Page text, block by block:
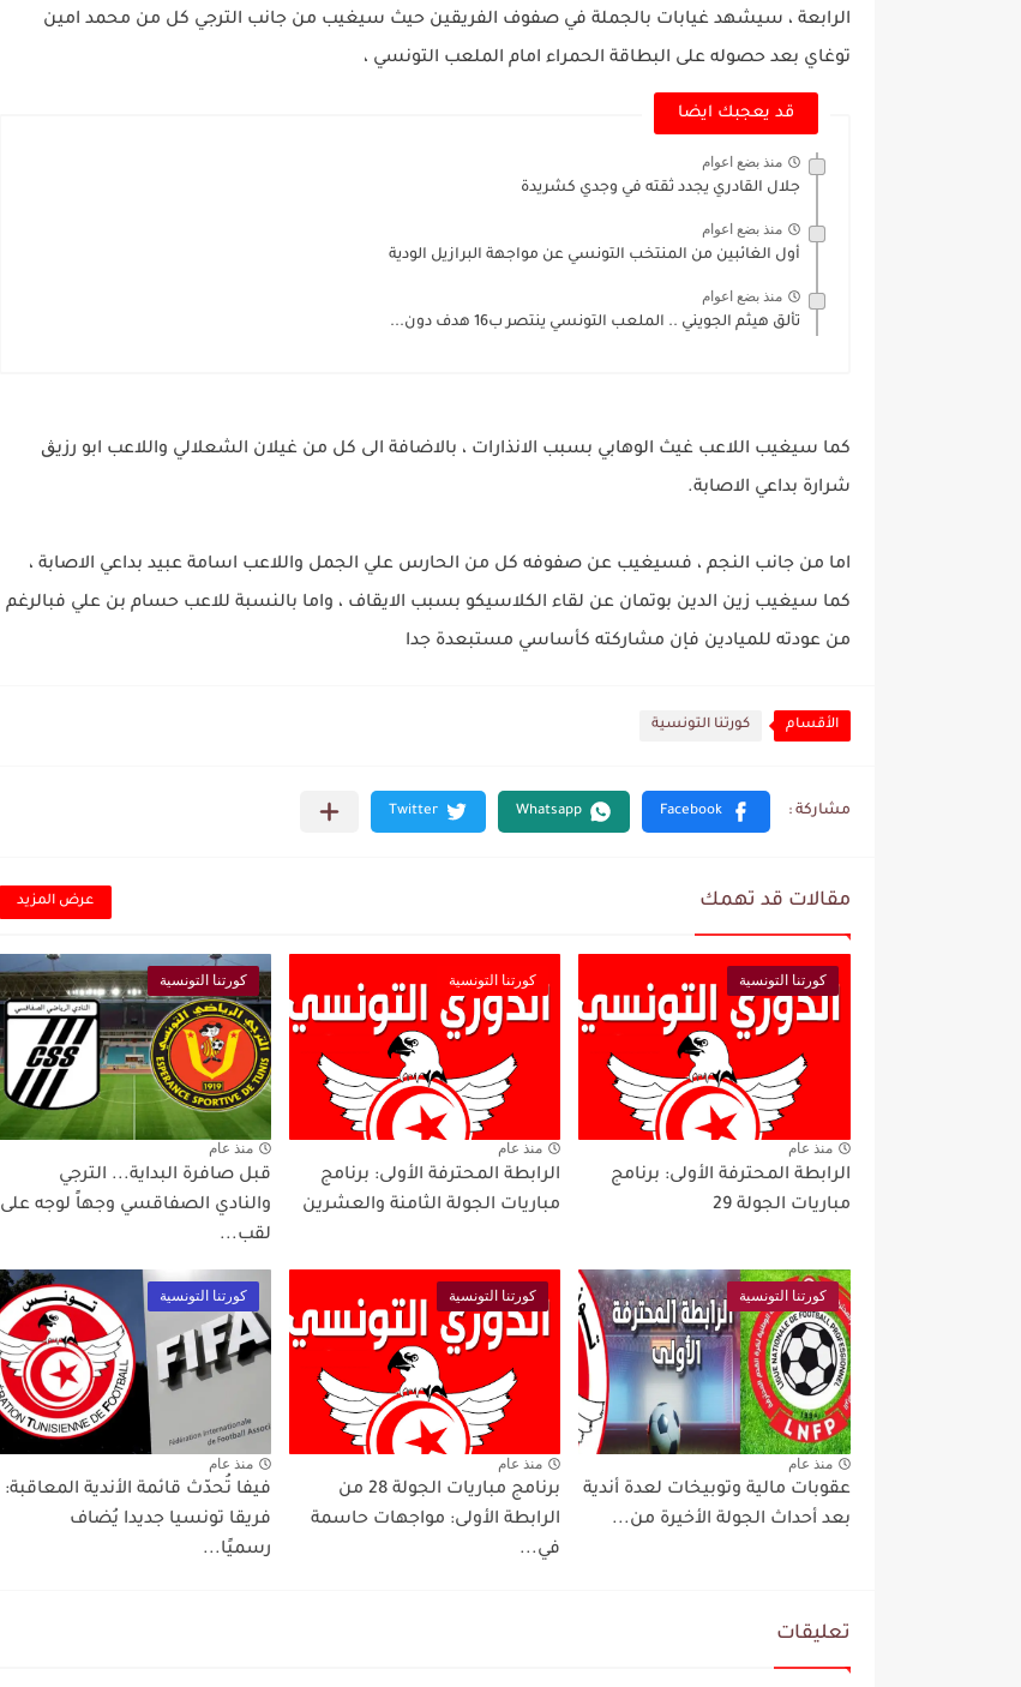
الرابعة ، سيشهد غيابات بالجملة في صفوف الفريقين حيث سيغيب من جانب الترجي كل من محمد امين
توغاي بعد حصوله على البطاقة الحمراء امام الملعب التونسي ،
قد يعجبك ايضا
منذ بضع اعوام
جلال القادري يجدد ثقته في وجدي كشريدة
منذ بضع اعوام
أول الغائبين من المنتخب التونسي عن مواجهة البرازيل الودية
منذ بضع اعوام
تألق هيثم الجويني .. الملعب التونسي ينتصر ب16 هدف دون...
كما سيغيب اللاعب غيث الوهابي بسبب الانذارات ، بالاضافة الى كل من غيلان الشعلالي واللاعب ابو رزيڨ
شرارة بداعي الاصابة.
اما من جانب النجم ، فسيغيب عن صفوفه كل من الحارس علي الجمل واللاعب اسامة عبيد بداعي الاصابة ،
كما سيغيب زين الدين بوتمان عن لقاء الكلاسيكو بسبب الايقاف ، واما بالنسبة للاعب حسام بن علي فبالرغم
من عودته للميادين فإن مشاركته كأساسي مستبعدة جدا
الأقسام كورتنا التونسية
مقالات قد تهمك عرض المزيد
كورتنا التونسية
منذ عام
الرابطة المحترفة الأولى: برنامج
مباريات الجولة 29
كورتنا التونسية
منذ عام
الرابطة المحترفة الأولى: برنامج
مباريات الجولة الثامنة والعشرين
كورتنا التونسية
منذ عام
قبل صافرة البداية... الترجي
والنادي الصفاقسي وجهاً لوجه على
لقب...
كورتنا التونسية
منذ عام
عقوبات مالية وتوبيخات لعدة أندية
بعد أحداث الجولة الأخيرة من...
كورتنا التونسية
منذ عام
برنامج مباريات الجولة 28 من
الرابطة الأولى: مواجهات حاسمة
في...
كورتنا التونسية
منذ عام
فيفا تُحدّث قائمة الأندية المعاقبة:
فريقا تونسيا جديدا يُضاف
رسميًا...
تعليقات